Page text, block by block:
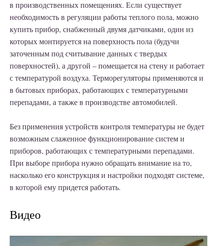
в производственных помещениях. Если существует
необходимость в регуляции работы теплого пола, можно
купить прибор, снабженный двумя датчиками, один из
которых монтируется на поверхность пола (будучи
заточенным под считывание данных с твердых
поверхностей), а другой – помещается на стену и работает
с температурой воздуха. Терморегуляторы применяются и
в бытовых приборах, работающих с температурными
перепадами, а также в производстве автомобилей.
Без применения устройств контроля температуры не будет
возможным слаженное функционирование систем и
приборов, работающих с температурными перепадами.
При выборе прибора нужно обращать внимание на то,
насколько его конструкция и настройки подходят системе,
в которой ему придется работать.
Видео